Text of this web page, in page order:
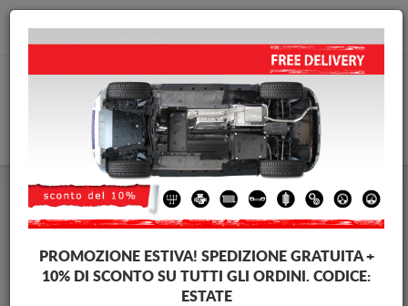
info@piastraparamotore.com
Piastra paramotore di acciaio Opel
Piastra paramotore di acciaio Opel Corsa
Brands
Brands
PROMOZIONE ESTIVA! SPEDIZIONE GRATUITA +
10% DI SCONTO SU TUTTI GLI ORDINI. CODICE:
ESTATE